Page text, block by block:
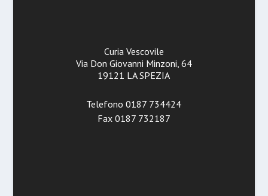
Curia Vescovile
Via Don Giovanni Minzoni, 64
19121 LA SPEZIA
Telefono 0187 734424
Fax 0187 732187